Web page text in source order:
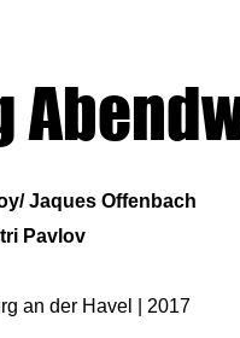
Jaques Offenbach
Pavlov
an der Havel | 2017